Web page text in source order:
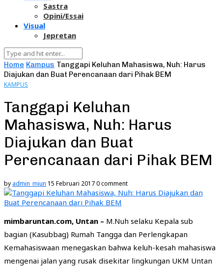
Sastra
Opini/Essai
Visual
Jepretan
Home Kampus Tanggapi Keluhan Mahasiswa, Nuh: Harus
Diajukan dan Buat Perencanaan dari Pihak BEM
KAMPUS
Tanggapi Keluhan
Mahasiswa, Nuh: Harus
Diajukan dan Buat
Perencanaan dari Pihak BEM
by admin_miun 15 Februari 20170 comment
mimbaruntan.com, Untan – M.Nuh selaku Kepala sub
bagian (Kasubbag) Rumah Tangga dan Perlengkapan
Kemahasiswaan menegaskan bahwa keluh-kesah mahasiswa
mengenai jalan yang rusak disekitar lingkungan UKM Untan